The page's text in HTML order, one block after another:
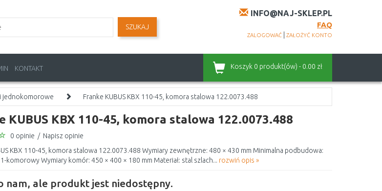
INFO@NAJ-SKLEP.PL
FAQ
ZALOGOWAĆ ZAŁOŻYĆ KONTO
SZUKAJ
KONTAKT Koszyk 0 produkt(ów) - 0.00 zł
jednokomorowe Franke KUBUS KBX 110-45, komora stalowa 122.0073.488
KUBUS KBX 110-45, komora stalowa 122.0073.488
0 opinie / Napisz opinie
KBX 110-45, komora stalowa 122.0073.488 Wymiary zewnętrzne: 480 × 430 mm Minimalna podbudowa:
1-komorowy Wymiary komór: 450 × 400 × 180 mm Materiał: stal szlach... rozwiń opis »
nam, ale produkt jest niedostępny.